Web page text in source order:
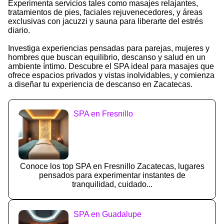
Experimenta servicios tales como masajes relajantes,
tratamientos de pies, faciales rejuvenecedores, y áreas
exclusivas con jacuzzi y sauna para liberarte del estrés
diario.
Investiga experiencias pensadas para parejas, mujeres y
hombres que buscan equilibrio, descanso y salud en un
ambiente íntimo. Descubre el SPA ideal para masajes que
ofrece espacios privados y vistas inolvidables, y comienza
a diseñar tu experiencia de descanso en Zacatecas.
SPA en Fresnillo
Conoce los top SPA en Fresnillo Zacatecas, lugares
pensados para experimentar instantes de
tranquilidad, cuidado...
SPA en Guadalupe